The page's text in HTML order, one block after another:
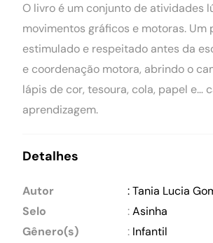
O livro é um conjunto de atividades
movimentos gráficos e motoras.
estimulado e respeitado antes da
e coordenação motora, abrindo o
lápis de cor, tesoura, cola, papel e…
aprendizagem.
Detalhes
Autor
: Tania Lucia
Selo
:Asinha
Gênero(s)
: Infantil